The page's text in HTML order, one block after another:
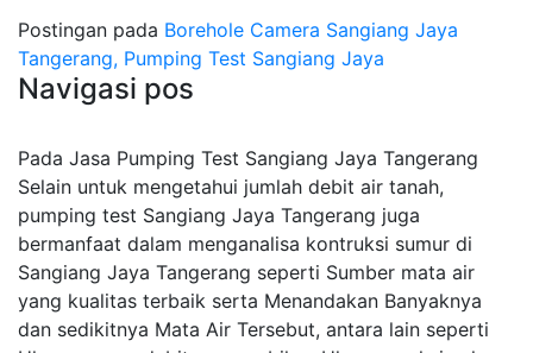
Postingan pada Borehole Camera Sangiang Jaya
Tangerang, Pumping Test Sangiang Jaya
Navigasi pos
Pada Jasa Pumping Test Sangiang Jaya Tangerang
Selain untuk mengetahui jumlah debit air tanah,
pumping test Sangiang Jaya Tangerang juga
bermanfaat dalam menganalisa kontruksi sumur di
Sangiang Jaya Tangerang seperti Sumber mata air
yang kualitas terbaik serta Menandakan Banyaknya
dan sedikitnya Mata Air Tersebut, antara lain seperti